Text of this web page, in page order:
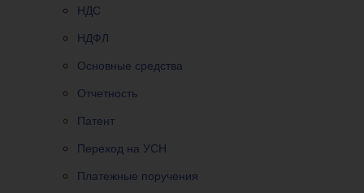
НДС
НДФЛ
Основные средства
Отчетность
Патент
Переход на УСН
Платежные поручения